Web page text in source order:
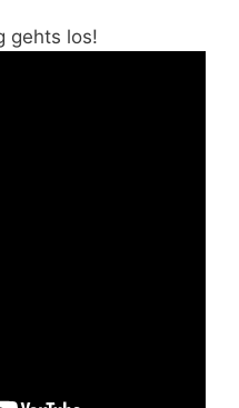
gehts los!